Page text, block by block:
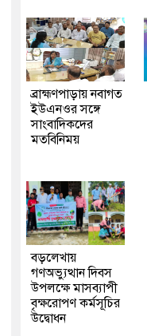
ব্রাহ্মণপাড়ায় নবাগত
ইউএনওর সঙ্গে
সাংবাদিকদের
মতবিনিময়
বড়লেখায়
গণঅভ্যুত্থান দিবস
উপলক্ষে মাসব্যাপী
বৃক্ষরোপণ কর্মসূচির
উদ্বোধন